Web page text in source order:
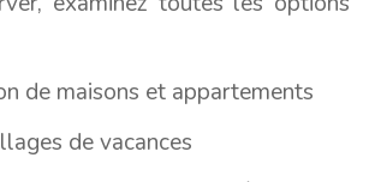
de maisons et appartements
de vacances